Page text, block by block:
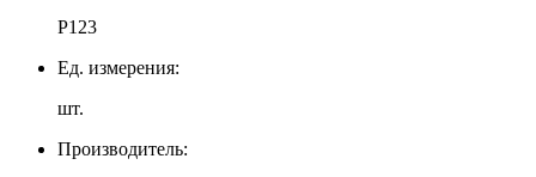
P123
Ед. измерения:
шт.
Производитель: